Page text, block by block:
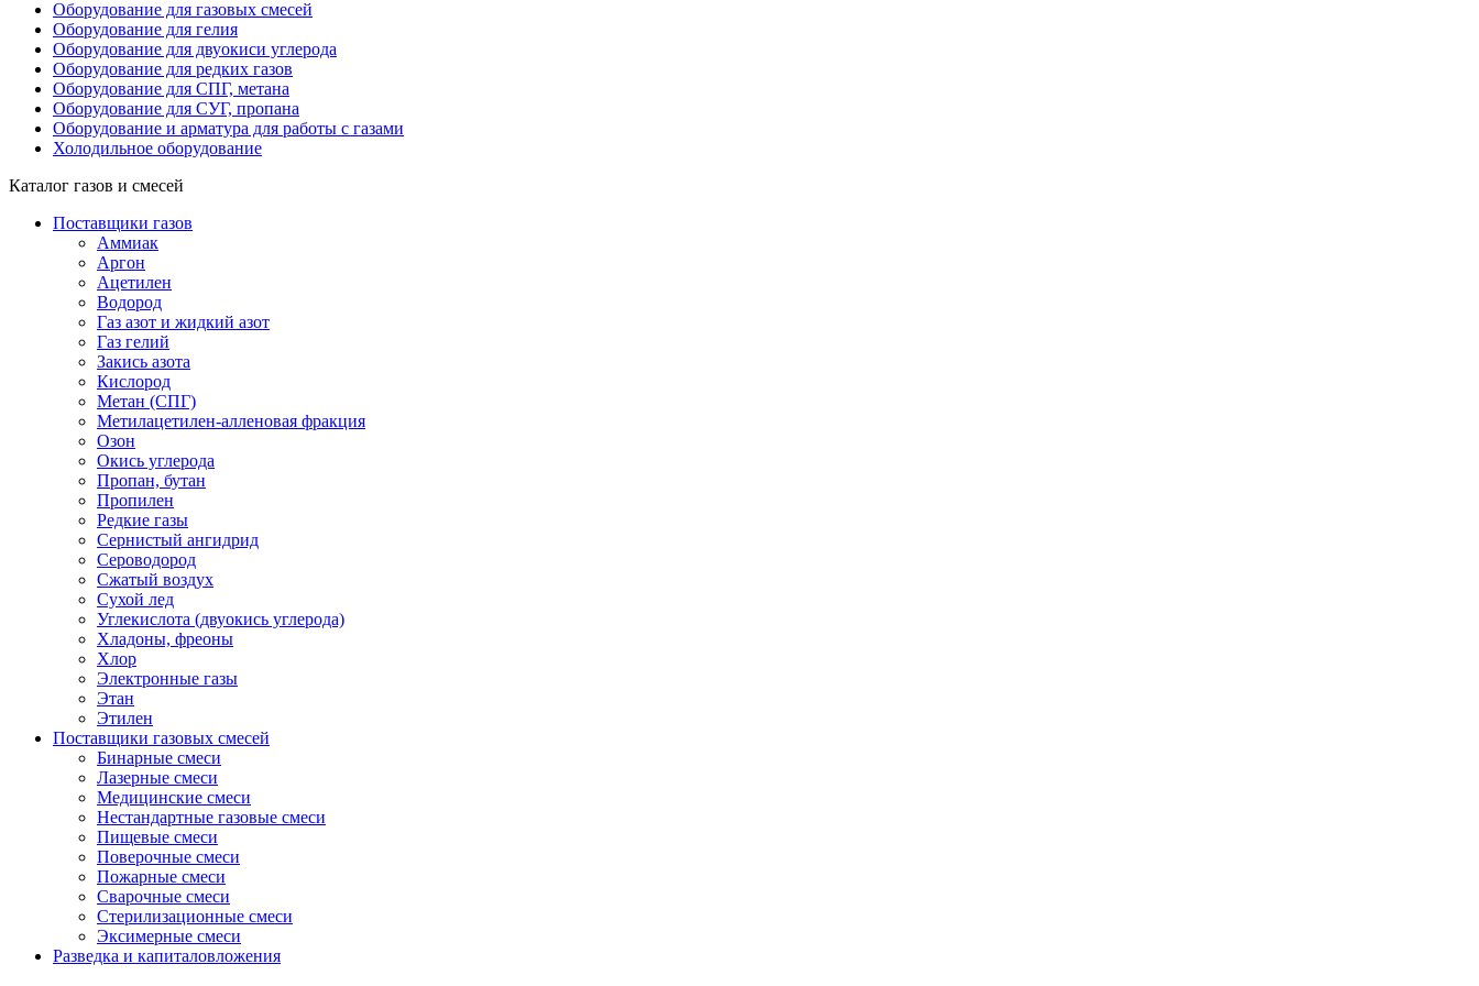
Оборудование для газовых смесей
Оборудование для гелия
Оборудование для двуокиси углерода
Оборудование для редких газов
Оборудование для СПГ, метана
Оборудование для СУГ, пропана
Оборудование и арматура для работы с газами
Холодильное оборудование
Каталог газов и смесей
Поставщики газов
Аммиак
Аргон
Ацетилен
Водород
Газ азот и жидкий азот
Газ гелий
Закись азота
Кислород
Метан (СПГ)
Метилацетилен-алленовая фракция
Озон
Окись углерода
Пропан, бутан
Пропилен
Редкие газы
Сернистый ангидрид
Сероводород
Сжатый воздух
Сухой лед
Углекислота (двуокись углерода)
Хладоны, фреоны
Хлор
Электронные газы
Этан
Этилен
Поставщики газовых смесей
Бинарные смеси
Лазерные смеси
Медицинские смеси
Нестандартные газовые смеси
Пищевые смеси
Поверочные смеси
Пожарные смеси
Сварочные смеси
Стерилизационные смеси
Эксимерные смеси
Разведка и капиталовложения